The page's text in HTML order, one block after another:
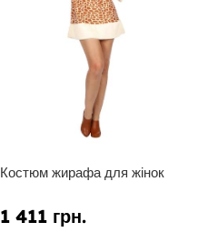
Костюм жирафа для жінок
1 411 грн.